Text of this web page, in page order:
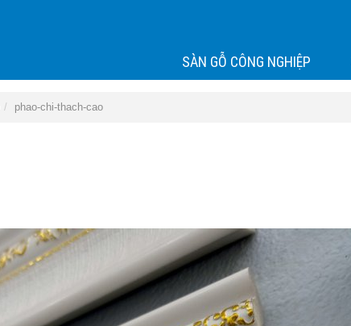
SÀN GỖ CÔNG NGHIỆP
phao-chi-thach-cao